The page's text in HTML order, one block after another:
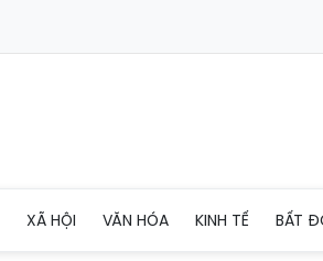
XÃ HỘI VĂN HÓA KINH TẾ BẤT